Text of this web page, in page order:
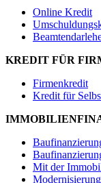
Online Kredit
KREDIT FÜR
Firmenkredit
Kredit für
Mit der